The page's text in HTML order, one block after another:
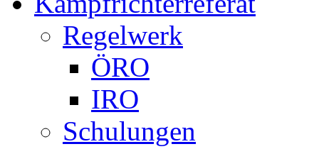
Regelwerk
ÖRO
IRO
Schulungen